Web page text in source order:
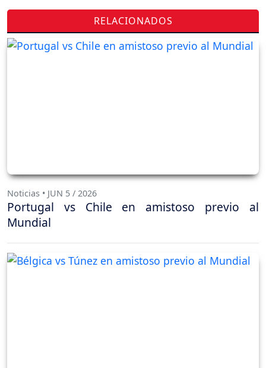
RELACIONADOS
Noticias • JUN 5 / 2026
Portugal vs Chile en amistoso previo al
Mundial